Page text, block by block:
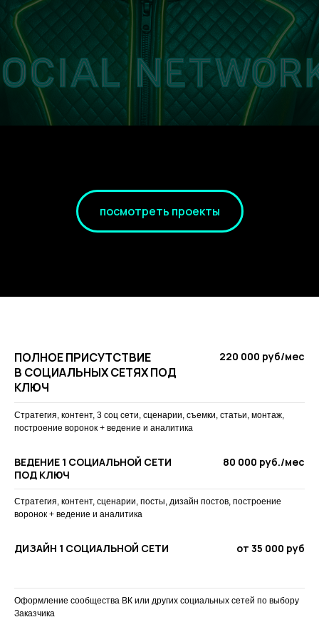
посмотреть проекты
ПОЛНОЕ ПРИСУТСТВИЕ
В СОЦИАЛЬНЫХ СЕТЯХ ПОД
КЛЮЧ
220 000 руб/мес
Стратегия, контент, 3 соц сети, сценарии, съемки, статьи, монтаж,
построение воронок + ведение и аналитика
ВЕДЕНИЕ 1 СОЦИАЛЬНОЙ СЕТИ
ПОД КЛЮЧ
80 000 руб./мес
Стратегия, контент, сценарии, посты, дизайн постов, построение
воронок + ведение и аналитика
ДИЗАЙН 1 СОЦИАЛЬНОЙ СЕТИ от 35 000 руб
Оформление сообщества ВК или других социальных сетей по выбору
Заказчика